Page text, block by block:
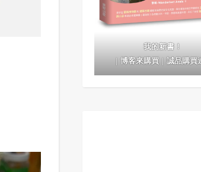
我的新書！
｜博客來購買｜誠品購買